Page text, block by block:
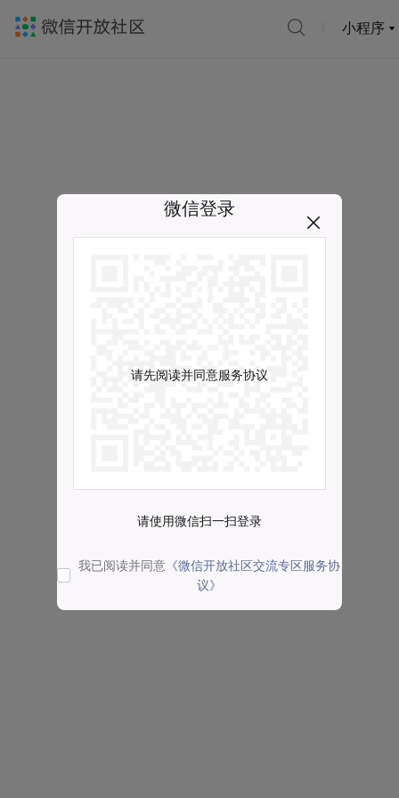
小程序
微信登录
请先阅读并同意服务协议
请使用微信扫一扫登录
我已阅读并同意 《微信开放社区交流专区服务协
议》